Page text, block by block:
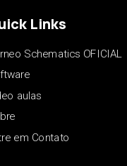
Links
Schematics OFICIAL
aulas
em Contato